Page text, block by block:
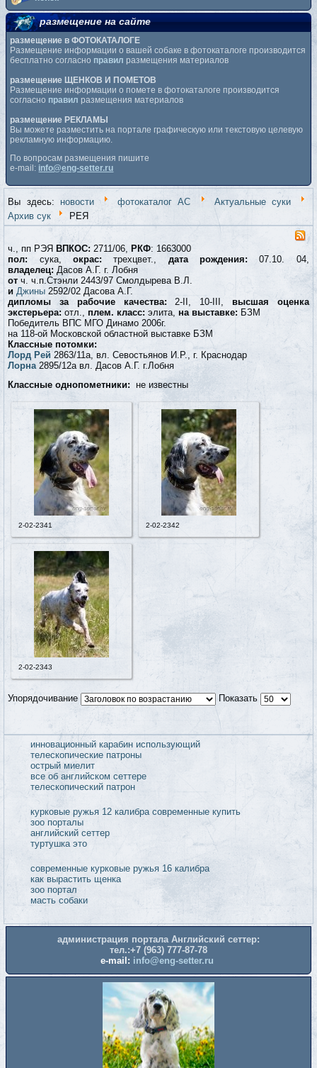
размещение на сайте
размещение в ФОТОКАТАЛОГЕ
Размещение информации о вашей собаке в фотокаталоге производится
бесплатно согласно правил размещения материалов
размещение ЩЕНКОВ И ПОМЕТОВ
Размещение информации о помете в фотокаталоге производится
согласно правил размещения материалов
размещение РЕКЛАМЫ
Вы можете разместить на портале графическую или текстовую целевую
рекламную информацию.
По вопросам размещения пишите
e-mail: info@eng-setter.ru
Вы здесь: новости фотокаталог АС
Актуальные суки
Архив сук
РЕЯ
ч., пп РЭЯ ВПКОС: 2711/06,РКФ: 1663000
пол: сука,окрас: трехцвет., дата рождения:07.10. 04,
владелец: Дасов А.Г. г. Лобня
от ч. ч.п.Стэнли 2443/97 Смолдырева В.Л.
и Джины 2592/02 Дасова А.Г.
дипломы за рабочие качества: 2-II, 10-III, высшая оценка
экстерьера:отл.,плем. класс: элита,на выставке: БЗМ
Победитель ВПС МГО Динамо 2006г.
на 118-ой Московской областной выставке БЗМ
Классные потомки:
Лорд Рей 2863/11а, вл. Севостьянов И.Р., г. Краснодар
Лорна 2895/12a вл. Дасов А.Г. г.Лобня
Классные однопометники: не известны
2-02-2341 2-02-2342
2-02-2343
Упорядочивание Показать
современные курковые ружья 12
гиперестезия у собаки симптомы
миелиты
современные курковые ружья
гиперестезия у собак
администрация портала Английский сеттер:
тел.:+7 (963) 777-87-78
e-mail: info@eng-setter.ru